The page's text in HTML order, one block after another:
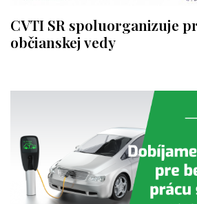
CVTI SR spoluorganizuje
občianskej vedy